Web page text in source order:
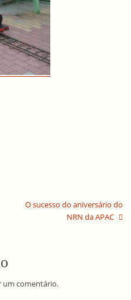
O sucesso do aniversário do
NRN da APAC
um comentário.